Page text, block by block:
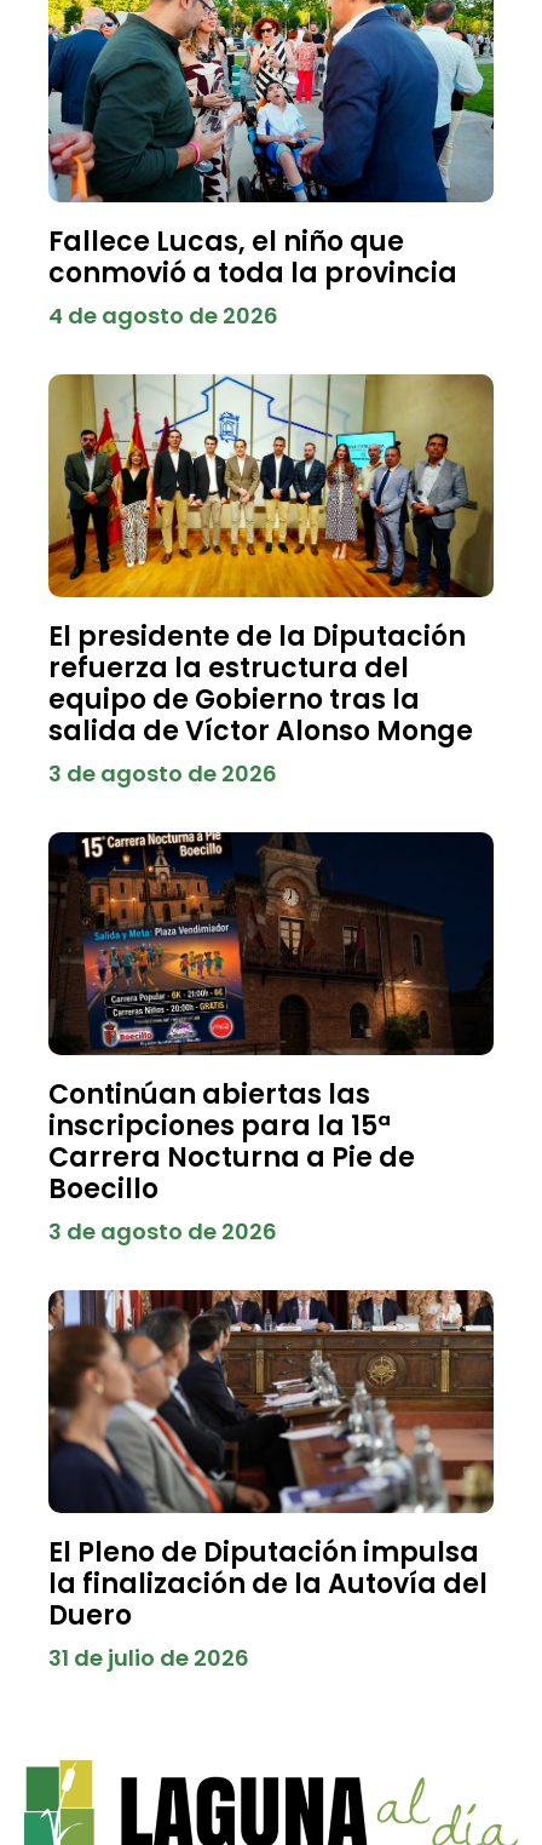
Fallece Lucas, el niño que
conmovió a toda la provincia
4 de agosto de 2026
El presidente de la Diputación
refuerza la estructura del
equipo de Gobierno tras la
salida de Víctor Alonso Monge
3 de agosto de 2026
Continúan abiertas las
inscripciones para la 15ª
Carrera Nocturna a Pie de
Boecillo
3 de agosto de 2026
El Pleno de Diputación impulsa
la finalización de la Autovía del
Duero
31 de julio de 2026